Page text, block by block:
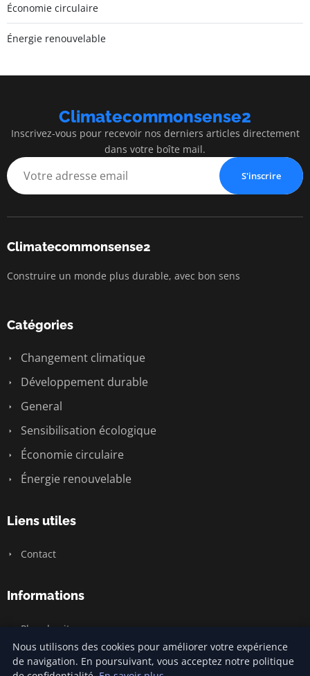
Économie circulaire
Énergie renouvelable
Climatecommonsense2
Inscrivez-vous pour recevoir nos derniers articles directement
dans votre boîte mail.
S'inscrire
Climatecommonsense2
Construire un monde plus durable, avec bon sens
Catégories
Changement climatique
Développement durable
General
Sensibilisation écologique
Économie circulaire
Énergie renouvelable
Liens utiles
Contact
Informations
Plan du site
Nous utilisons des cookies pour améliorer votre expérience
de navigation. En poursuivant, vous acceptez notre politique